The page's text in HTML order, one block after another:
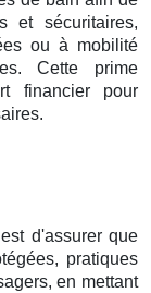
et sécuritaires,
ou à mobilité
Cette prime
financier pour
d'assurer que
pratiques
en mettant